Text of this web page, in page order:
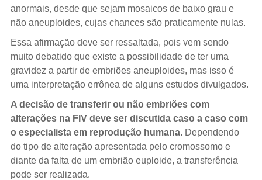
anormais, desde que sejam mosaicos de baixo grau e
não aneuploides, cujas chances são praticamente nulas.
Essa afirmação deve ser ressaltada, pois vem sendo
muito debatido que existe a possibilidade de ter uma
gravidez a partir de embriões aneuploides, mas isso é
uma interpretação errônea de alguns estudos divulgados.
A decisão de transferir ou não embriões com
alterações na FIV deve ser discutida caso a caso com
o especialista em reprodução humana.Dependendo
do tipo de alteração apresentada pelo cromossomo e
diante da falta de um embrião euploide, a transferência
pode ser realizada.